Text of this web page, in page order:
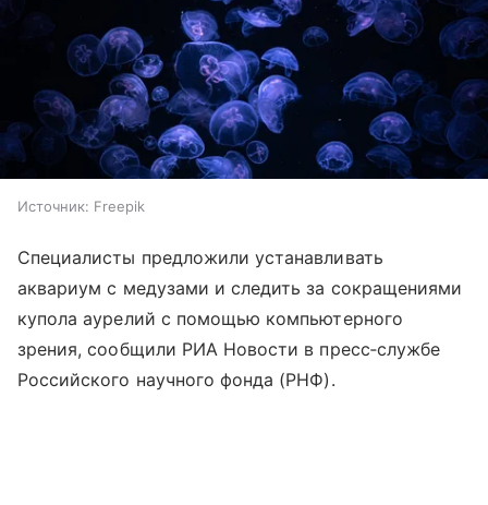
Источник: Freepik
Специалисты предложили устанавливать
аквариум с медузами и следить за сокращениями
купола аурелий с помощью компьютерного
зрения, сообщили РИА Новости в пресс‑службе
Российского научного фонда (РНФ).